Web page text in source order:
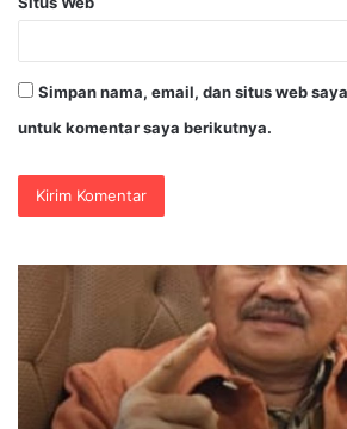
Simpan nama, email, dan situs web
untuk komentar saya berikutnya.
Polres
Perkuat
Kolaborasi
Hadapi
Kekeringan